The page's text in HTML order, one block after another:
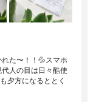
た〜！！💦スマホ
人の目は日々酷使
夕方になるととく